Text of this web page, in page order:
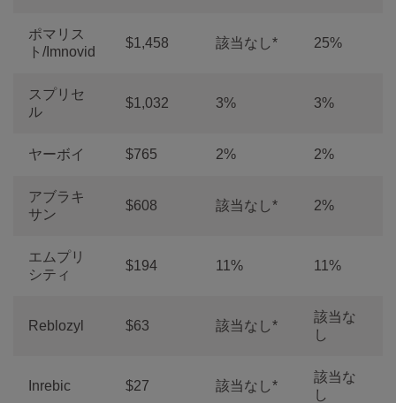
ポマリス
ト/Imnovid
$1,458 該当なし* 25%
スプリセ
ル
$1,032 3% 3%
ヤーボイ $765 2% 2%
アブラキ
サン
$608 該当なし* 2%
エムプリ
シティ
$194 11% 11%
Reblozyl $63 該当なし*
該当な
し
Inrebic $27 該当なし*
該当な
し